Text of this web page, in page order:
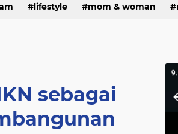
Bupati Pemalang
lifestyle mom & woman
sebagai